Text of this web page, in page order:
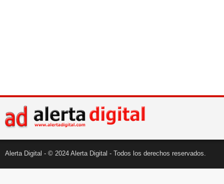
Alerta Digital - © 2024 Alerta Digital - Todos los derechos reservados.